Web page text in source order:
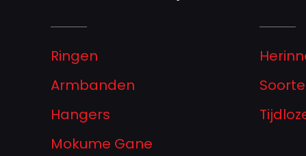
Ringen
Armbanden
Hangers
Mokume Gane